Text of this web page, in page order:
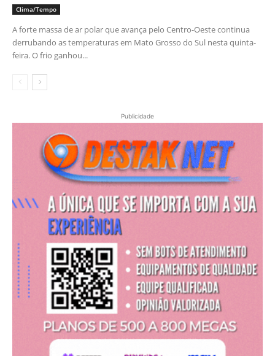
Clima/Tempo
A forte massa de ar polar que avança pelo Centro-Oeste continua
derrubando as temperaturas em Mato Grosso do Sul nesta quinta-
feira. O frio ganhou...
Publicidade